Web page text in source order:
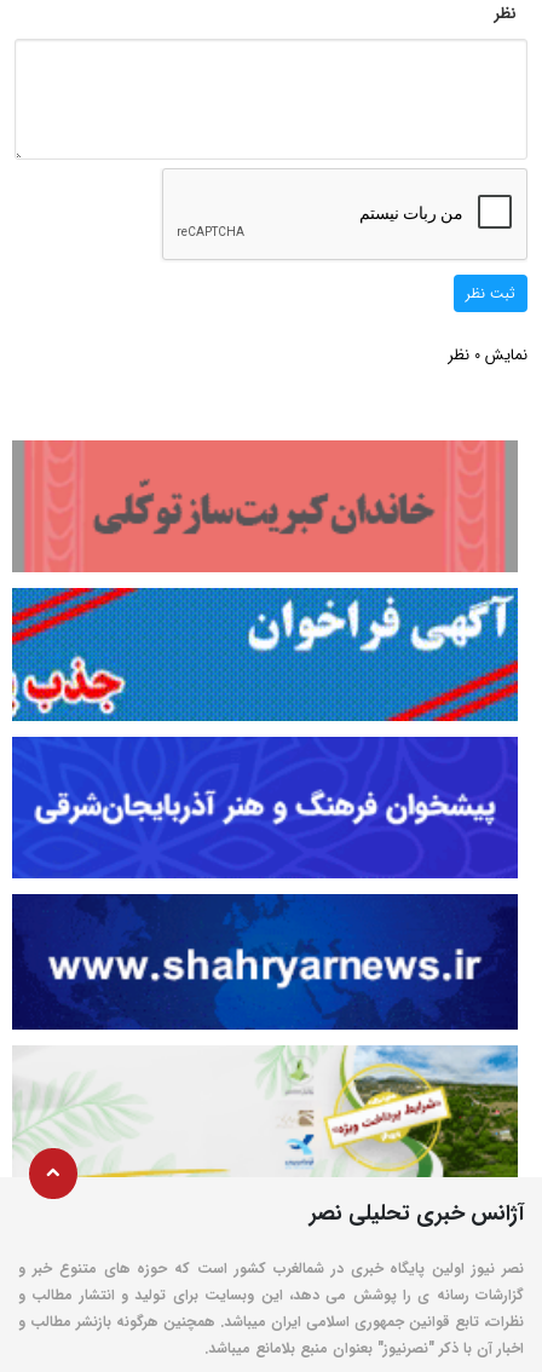
نظر
ثبت نظر
نمایش 0 نظر
آژانس خبری تحلیلی نصر
نصر نیوز اولین پایگاه خبری در شمالغرب کشور است که حوزه های متنوع خبر و
گزارشات رسانه ی را پوشش می دهد، این وبسایت برای تولید و انتشار مطالب و
نظرات، تابع قوانین جمهوری اسلامی ایران میباشد. همچنین هرگونه بازنشر مطالب و
اخبار آن با ذکر "نصرنیوز" بعنوان منبع بلامانع میباشد.